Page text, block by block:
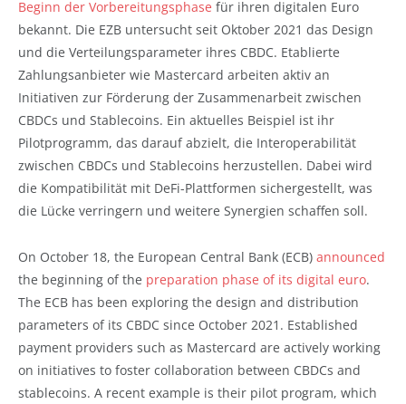
Beginn der Vorbereitungsphase für ihren digitalen Euro
bekannt. Die EZB untersucht seit Oktober 2021 das Design
und die Verteilungsparameter ihres CBDC. Etablierte
Zahlungsanbieter wie Mastercard arbeiten aktiv an
Initiativen zur Förderung der Zusammenarbeit zwischen
CBDCs und Stablecoins. Ein aktuelles Beispiel ist ihr
Pilotprogramm, das darauf abzielt, die Interoperabilität
zwischen CBDCs und Stablecoins herzustellen. Dabei wird
die Kompatibilität mit DeFi-Plattformen sichergestellt, was
die Lücke verringern und weitere Synergien schaffen soll.
On October 18, the European Central Bank (ECB) announced
the beginning of the preparation phase of its digital euro.
The ECB has been exploring the design and distribution
parameters of its CBDC since October 2021. Established
payment providers such as Mastercard are actively working
on initiatives to foster collaboration between CBDCs and
stablecoins. A recent example is their pilot program, which